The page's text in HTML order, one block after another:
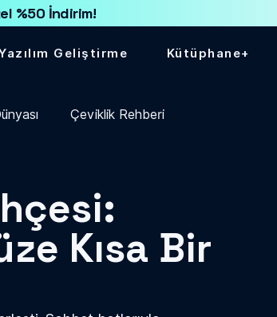
%50 İndirim!
Geliştirme Kütüphane+
Çeviklik Rehberi
Kısa Bir